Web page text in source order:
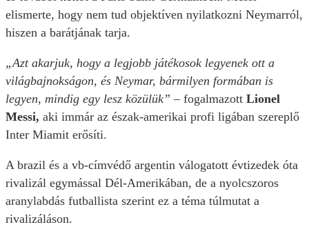
elismerte, hogy nem tud objektíven nyilatkozni Neymarról,
hiszen a barátjának tarja.
„Azt akarjuk, hogy a legjobb játékosok legyenek ott a
világbajnokságon, és Neymar, bármilyen formában is
legyen, mindig egy lesz közülük” – fogalmazott Lionel
Messi, aki immár az észak-amerikai profi ligában szereplő
Inter Miamit erősíti.
A brazil és a vb-címvédő argentin válogatott évtizedek óta
rivalizál egymással Dél-Amerikában, de a nyolcszoros
aranylabdás futballista szerint ez a téma túlmutat a
rivalizáláson.